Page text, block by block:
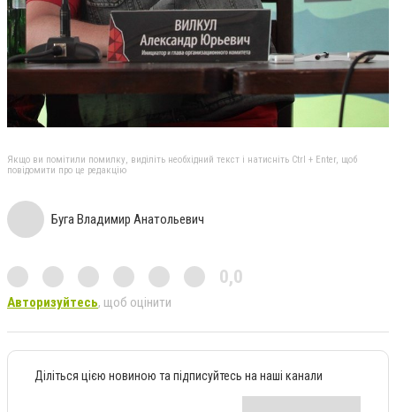
Якщо ви помітили помилку, виділіть необхідний текст і натисніть Ctrl + Enter, щоб
повідомити про це редакцію
Буга Владимир Анатольевич
0,0
Авторизуйтесь, щоб оцінити
Діліться цією новиною та підписуйтесь на наші канали